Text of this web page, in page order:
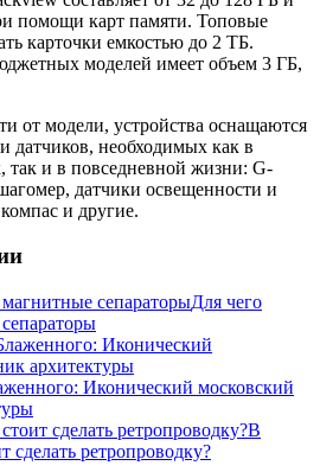
помощи карт памяти. Топовые
карточки емкостью до 2 ТБ.
моделей имеет объем 3 ГБ,
от модели, устройства оснащаются
датчиков, необходимых как в
так и в повседневной жизни: G-
датчики освещенности и
и другие.
Для чего
Иконический московский
В
сделать ретропроводку?